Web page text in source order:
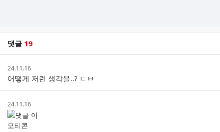
댓글 19
스
작
성
시
간
24.11.16
어떻게 저런 생각을..? ㄷㅂ
작
성
시
간
24.11.16